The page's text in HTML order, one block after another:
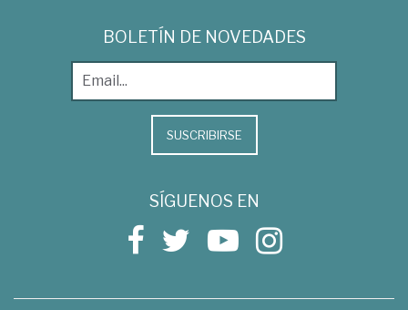
BOLETÍN DE NOVEDADES
SUSCRIBIRSE
SÍGUENOS EN